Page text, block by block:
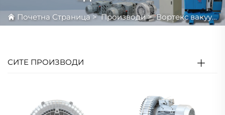
Почетна Страница>Производи>Вортекс вакуум пумпа
СИТЕ ПРОИЗВОДИ